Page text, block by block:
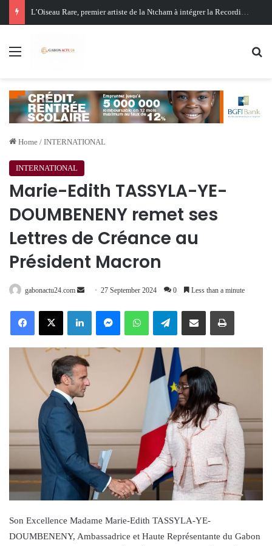
Menu
Home / INTERNATIONAL
INTERNATIONAL
Marie-Edith TASSYLA-YE-
DOUMBENENY remet ses
Lettres de Créance au
Président Macron
gabonactu24.com
Send 27 September 2024 0 Less than a minute
FacebookX LinkedInMessengerWhatsAppTelegramShare via Email Print
Son Excellence Madame Marie-Edith TASSYLA-YE-
DOUMBENENY, Ambassadrice et Haute Représentante du Gabon